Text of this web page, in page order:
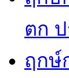
ตก
ฤกษ์